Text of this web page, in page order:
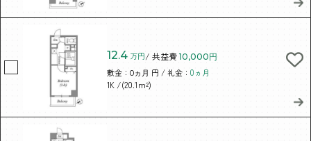
12.4 万円/ 共益費 10,000円
敷金：0ヵ月 円 / 礼金：0ヵ月
1K /(20.1m²)